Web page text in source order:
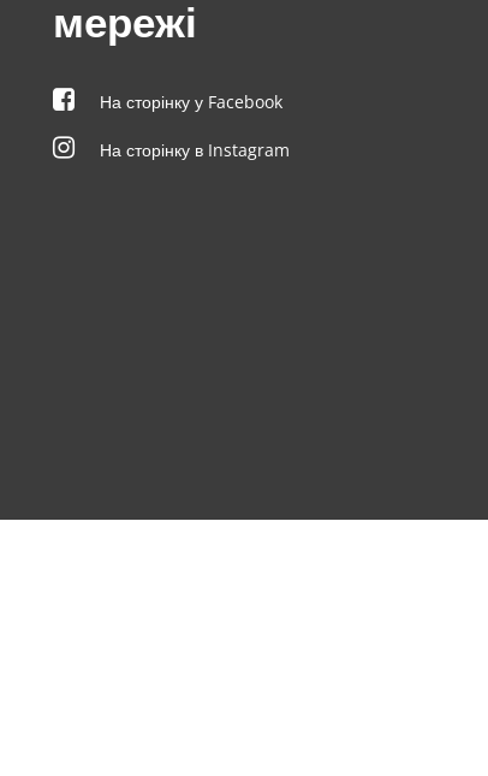
мережі
На сторінку у Facebook
На сторінку в Instagram